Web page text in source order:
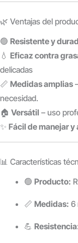
🌿 Ventajas del
🟢 Resistente y
💧 Eficaz contra
delicadas
📏 Medidas amplias
necesidad.
🏠 Versátil – uso
✨ Fácil de manejar y
📊 Características
🟢 Producto:
📏 Medidas: 6
💪